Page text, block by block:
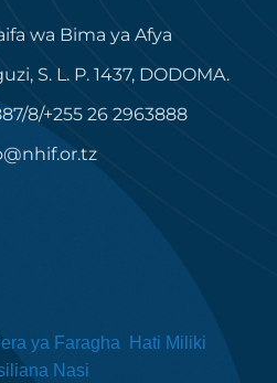
wa Bima ya Afya
S. L. P. 1437, DODOMA.
8/+255 26 2963888
ya Faragha
Hati Miliki
Nasi